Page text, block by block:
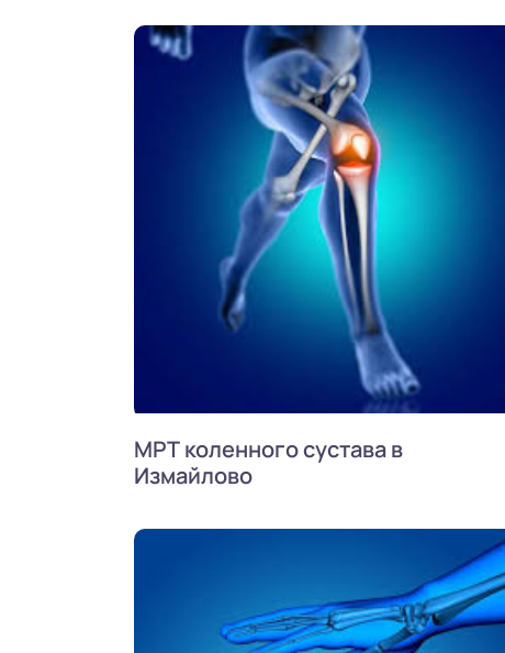
МРТ коленного сустава в
Измайлово